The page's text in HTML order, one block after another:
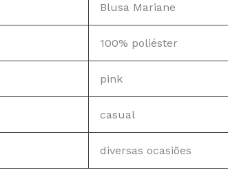
Blusa Mariane
100% poliéster
pink
casual
diversas ocasiões